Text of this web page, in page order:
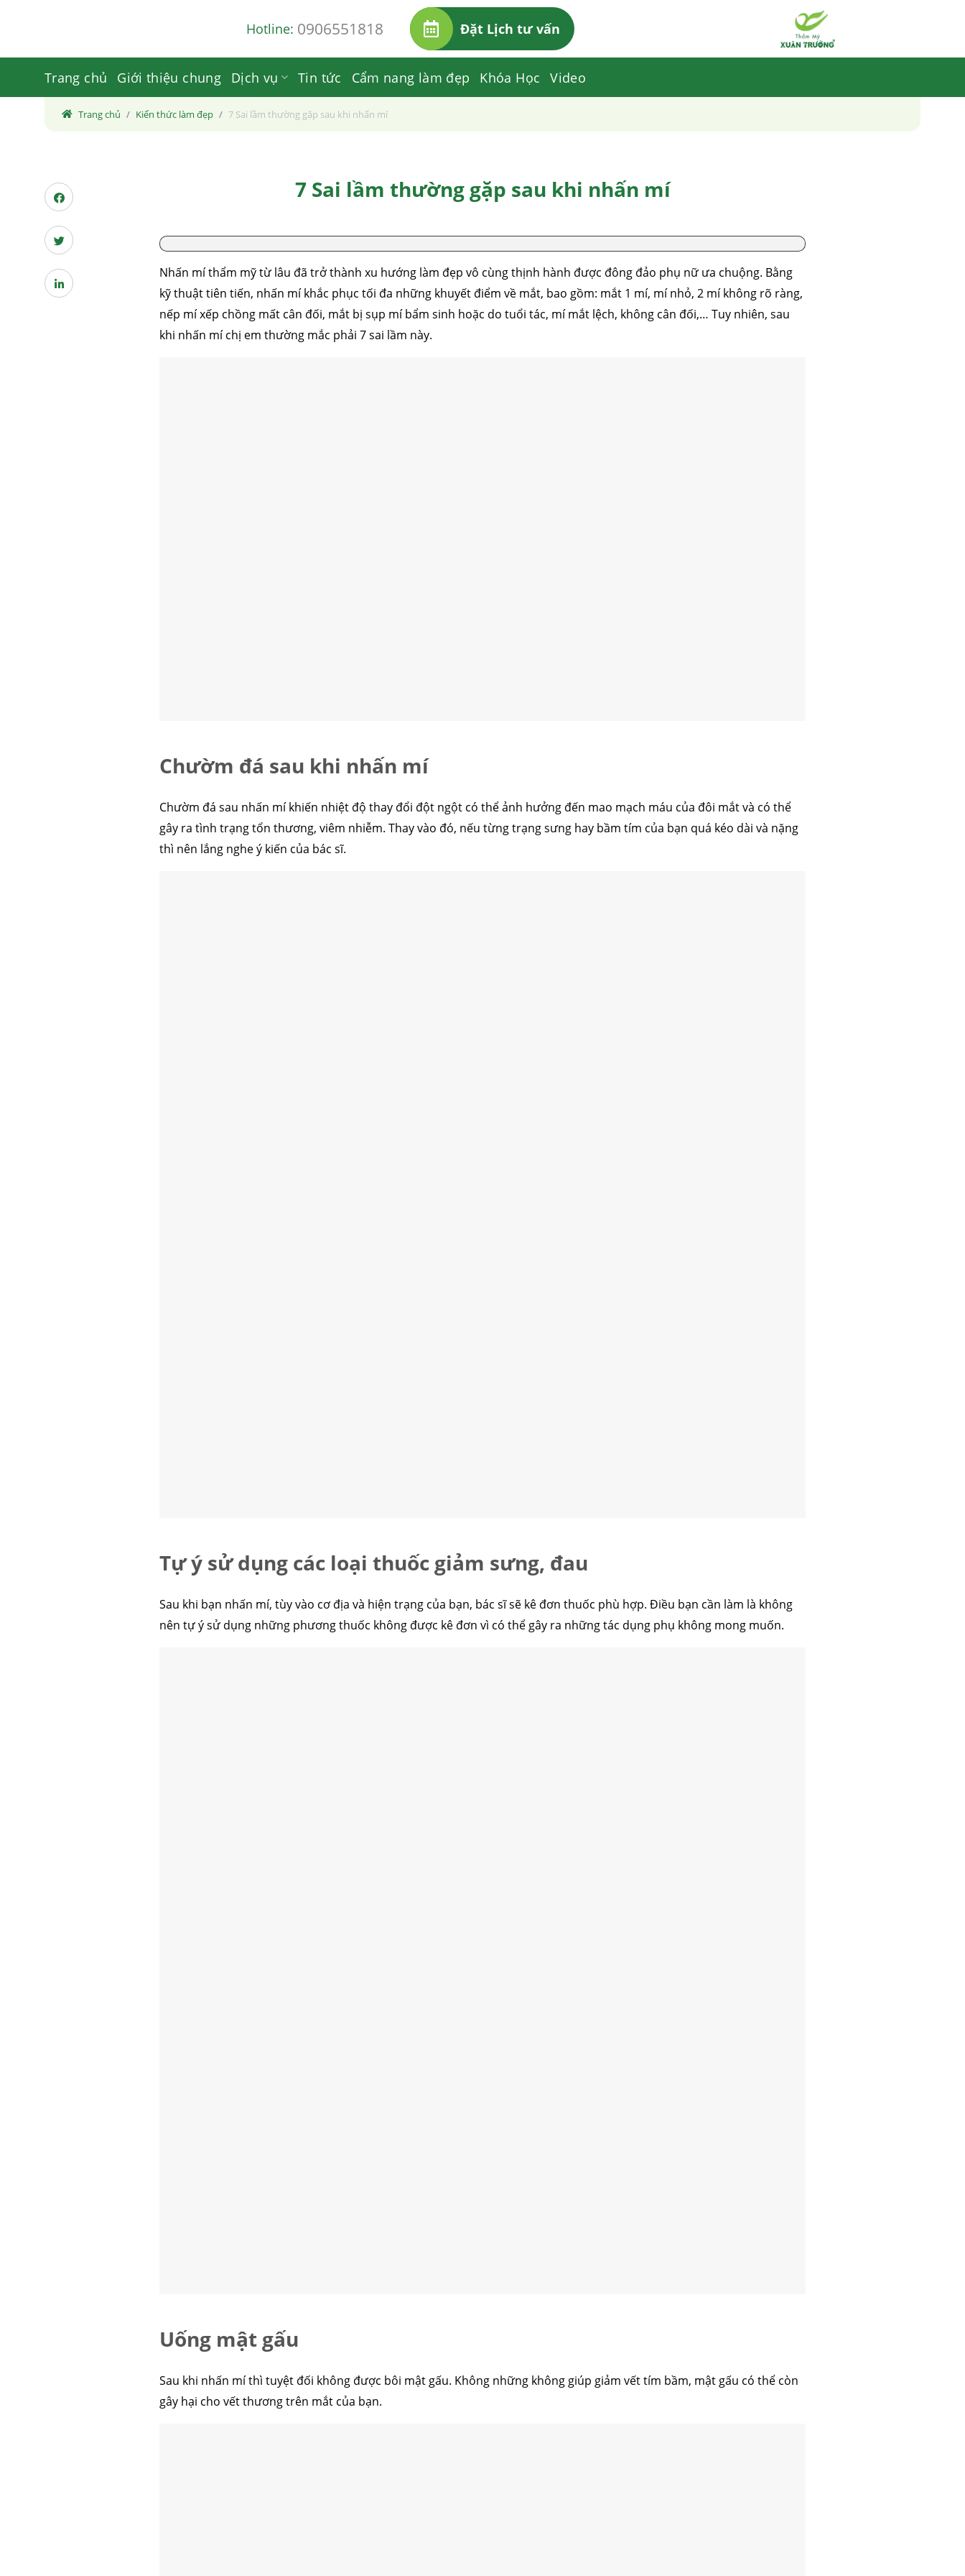
Hotline: 0906551818 Đặt Lịch tư vấn
Trang chủ Giới thiệu chung Dịch vụ Tin tức Cẩm nang làm đẹp Khóa Học Video
Trang chủ Kiến thức làm đẹp 7 Sai lầm thường gặp sau khi nhấn mí
7 Sai lầm thường gặp sau khi nhấn mí
Nhấn mí thẩm mỹ từ lâu đã trở thành xu hướng làm đẹp vô cùng thịnh hành được đông đảo phụ nữ ưa chuộng. Bằng
kỹ thuật tiên tiến, nhấn mí khắc phục tối đa những khuyết điểm về mắt, bao gồm: mắt 1 mí, mí nhỏ, 2 mí không rõ ràng,
nếp mí xếp chồng mất cân đối, mắt bị sụp mí bẩm sinh hoặc do tuổi tác, mí mắt lệch, không cân đối,… Tuy nhiên, sau
khi nhấn mí chị em thường mắc phải 7 sai lầm này.
Chườm đá sau khi nhấn mí
Chườm đá sau nhấn mí khiến nhiệt độ thay đổi đột ngột có thể ảnh hưởng đến mao mạch máu của đôi mắt và có thể
gây ra tình trạng tổn thương, viêm nhiễm. Thay vào đó, nếu từng trạng sưng hay bầm tím của bạn quá kéo dài và nặng
thì nên lắng nghe ý kiến của bác sĩ.
Tự ý sử dụng các loại thuốc giảm sưng, đau
Sau khi bạn nhấn mí, tùy vào cơ địa và hiện trạng của bạn, bác sĩ sẽ kê đơn thuốc phù hợp. Điều bạn cần làm là không
nên tự ý sử dụng những phương thuốc không được kê đơn vì có thể gây ra những tác dụng phụ không mong muốn.
Uống mật gấu
Sau khi nhấn mí thì tuyệt đối không được bôi mật gấu. Không những không giúp giảm vết tím bầm, mật gấu có thể còn
gây hại cho vết thương trên mắt của bạn.